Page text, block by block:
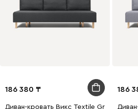
186 380
Диван-кровать Викс Textile Grafit
186